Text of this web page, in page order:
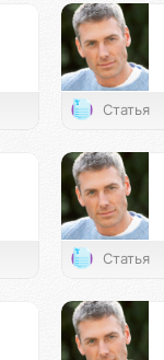
Статья
Статья